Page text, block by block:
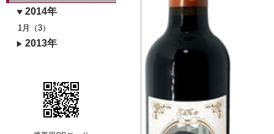
2014年
1月（3）
2013年